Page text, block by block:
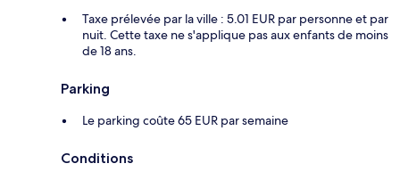
Taxe prélevée par la ville : 5.01 EUR par personne et par
nuit. Cette taxe ne s'applique pas aux enfants de moins
de 18 ans.
Parking
Le parking coûte 65 EUR par semaine
Conditions